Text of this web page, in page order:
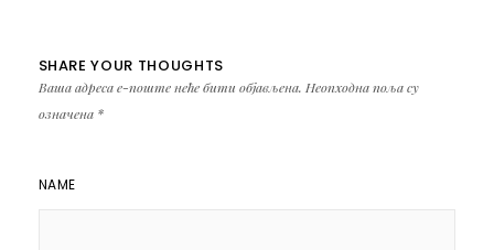
SHARE YOUR THOUGHTS
Ваша адреса е-поште неће бити објављена. Неопходна поља су
означена *
NAME